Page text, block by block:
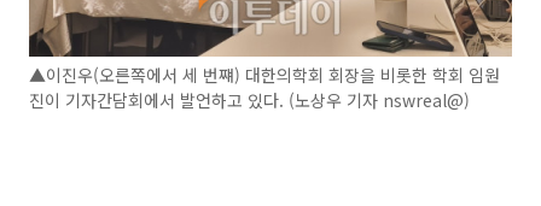
▲이진우(오른쪽에서 세 번쨰) 대한의학회 회장을 비롯한 학회 임원
진이 기자간담회에서 발언하고 있다. (노상우 기자 nswreal@)